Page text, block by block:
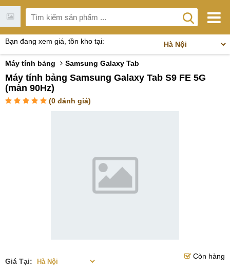
Bạn đang xem giá, tồn kho tại:
Máy tính bảng Samsung Galaxy Tab
Máy tính bảng Samsung Galaxy Tab S9 FE 5G
(màn 90Hz)
(0 đánh giá)
Giá Tại:
Còn hàng